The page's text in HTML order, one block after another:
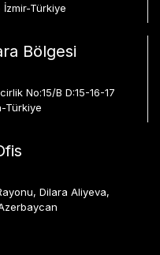
Türkiye
Bölgesi
No:15/B D:15-16-17
Türkiye
Dilara Aliyeva,